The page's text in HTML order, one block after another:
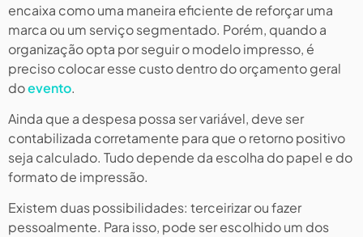
encaixa como uma maneira eficiente de reforçar uma
marca ou um serviço segmentado. Porém, quando a
organização opta por seguir o modelo impresso, é
preciso colocar esse custo dentro do orçamento geral
doevento.
Ainda que a despesa possa ser variável, deve ser
contabilizada corretamente para que o retorno positivo
seja calculado. Tudo depende da escolha do papel e do
formato de impressão.
Existem duas possibilidades: terceirizar ou fazer
pessoalmente. Para isso, pode ser escolhido um dos